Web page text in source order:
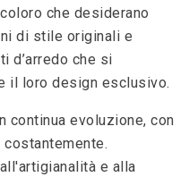
che desiderano
di stile originali e
d’arredo che si
il loro design esclusivo.
continua evoluzione, con
e alla